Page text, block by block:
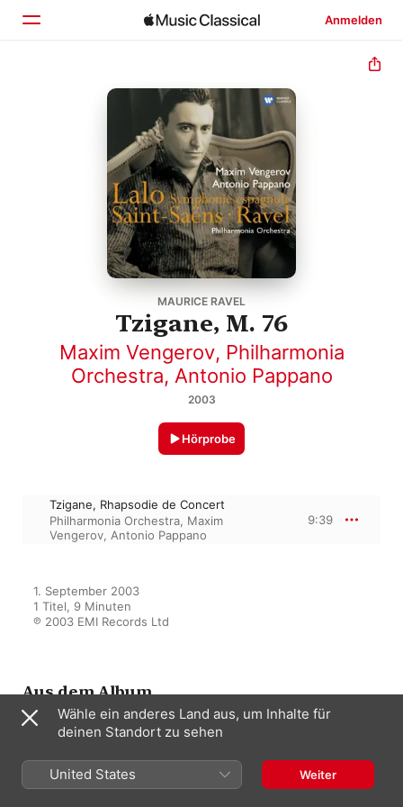
Anmelden
Startseite
Suchen
MAURICE RAVEL
Tzigane, M. 76
Maxim Vengerov, Philharmonia
Orchestra, Antonio Pappano
2003
Hörprobe
Tzigane, Rhapsodie de Concert
Philharmonia Orchestra, Maxim
Vengerov, Antonio Pappano
9:39
1. September 2003
1 Titel, 9 Minuten
℗ 2003 EMI Records Ltd
Aus dem Album
Lalo: Symphonie
Espagnole/Saint-Saens: Vln
Cto/Ravel: Tzigane
Philharmonia Orchestra ,Antonio
Wähle ein anderes Land aus, um Inhalte für
deinen Standort zu sehen
United States Weiter